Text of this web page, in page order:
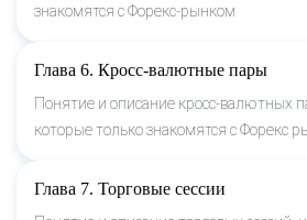
знакомятся с Форекс-рынком
Глава 6. Кросс-валютные пары
Понятие и описание кросс-валютных
которые только знакомятся с Форекс
Глава 7. Торговые сессии